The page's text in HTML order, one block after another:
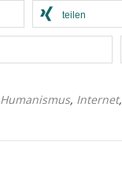
teilen
Humanismus, Internet,